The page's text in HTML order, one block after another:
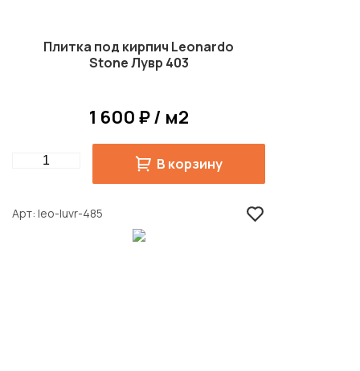
Плитка под кирпич Leonardo
Stone Лувр 403
1 600 ₽ / м2
Quantity В корзину
Арт leo-luvr-485